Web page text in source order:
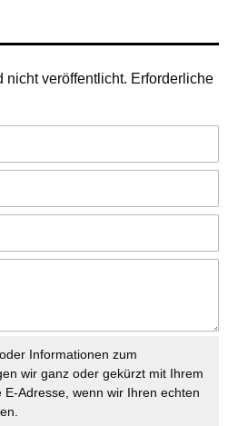
nicht veröffentlicht. Erforderliche
Informationen zum
wir ganz oder gekürzt mit Ihrem
Adresse, wenn wir Ihren echten